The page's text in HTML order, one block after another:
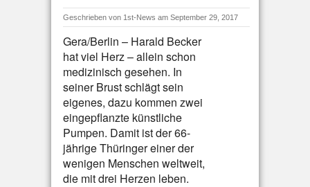
Geschrieben von 1st-News am September 29, 2017
Gera/Berlin – Harald Becker
hat viel Herz – allein schon
medizinisch gesehen. In
seiner Brust schlägt sein
eigenes, dazu kommen zwei
eingepflanzte künstliche
Pumpen. Damit ist der 66-
jährige Thüringer einer der
wenigen Menschen weltweit,
die mit drei Herzen leben.